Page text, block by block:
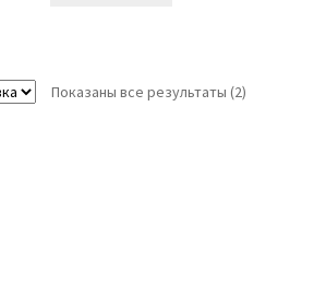
Показаны все результаты (2)